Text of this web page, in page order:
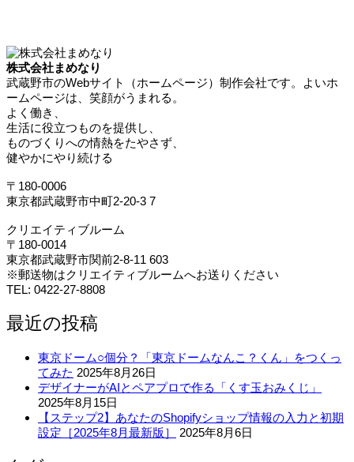
株式会社まめなり
武蔵野市のWebサイト（ホームページ）制作会社です。よいホ
ームページは、笑顔がうまれる。
よく働き、
生活に役立つものを提供し、
ものづくりへの情熱をたやさず、
健やかにやり続ける
〒180-0006
東京都武蔵野市中町2-20-3 7
クリエイティブルーム
〒180-0014
東京都武蔵野市関前2-8-11 603
※郵送物はクリエイティブルームへお送りください
TEL: 0422-27-8808
最近の投稿
東京ドーム○個分？「東京ドームなんこ？くん」をつくっ
てみた 2025年8月26日
デザイナーがAIとペアプロで作る「くす玉おみくじ」
2025年8月15日
【ステップ2】あなたのShopifyショップ情報の入力と初期
設定［2025年8月最新版］
2025年8月6日